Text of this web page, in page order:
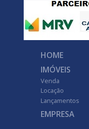
HOME
IMÓVEIS
Venda
Locação
Lançamentos
EMPRESA